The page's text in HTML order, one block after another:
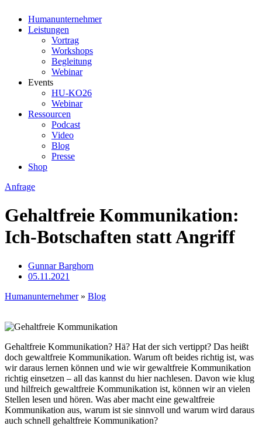
Humanunternehmer
Leistungen
Vortrag
Workshops
Begleitung
Webinar
Events
HU-KO26
Webinar
Ressourcen
Podcast
Video
Blog
Presse
Shop
Anfrage
Gehaltfreie Kommunikation:
Ich‑Botschaften statt Angriff
Gunnar Barghorn
05.11.2021
Humanunternehmer» Blog
Gehaltfreie Kommunikation? Hä? Hat der sich vertippt? Das heißt
doch gewaltfreie Kommunikation. Warum oft beides richtig ist, was
wir daraus lernen können und wie wir gewaltfreie Kommunikation
richtig einsetzen – all das kannst du hier nachlesen. Davon wie klug
und hilfreich gewaltfreie Kommunikation ist, können wir an vielen
Stellen lesen und hören. Was aber macht eine gewaltfreie
Kommunikation aus, warum ist sie sinnvoll und warum wird daraus
auch schnell gehaltfreie Kommunikation?